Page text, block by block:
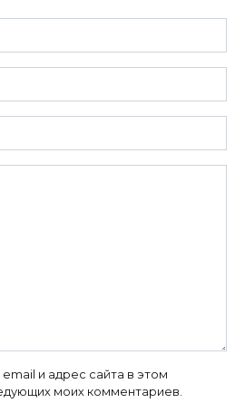
и адрес сайта в этом
моих комментариев.